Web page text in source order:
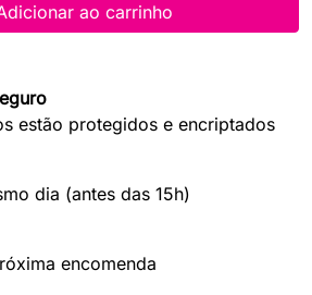
ao carrinho
estão protegidos e encriptados
dia (antes das 15h)
encomenda